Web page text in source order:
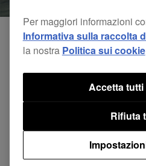
DJ Jazzy Jeff on turntablism
Per maggiori informazioni
Informativa sulla raccolta
la nostra Politica sui cookie
Rifiuta
Accetta